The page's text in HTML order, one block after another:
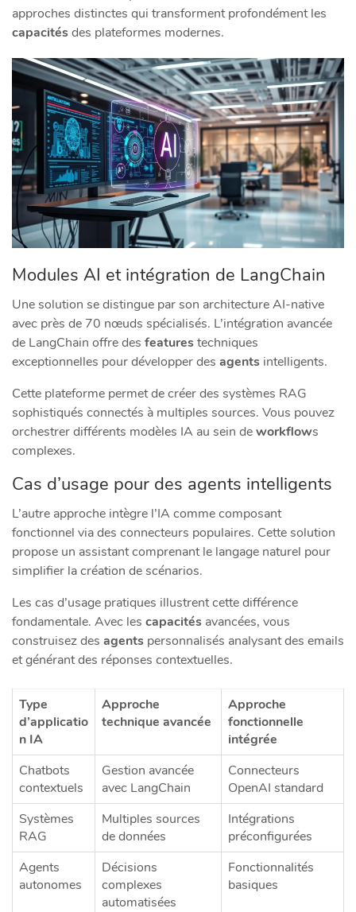
approches distinctes qui transforment profondément les
capacitésdes plateformes modernes.
Modules AI et intégration de LangChain
Une solution se distingue par son architecture AI-native
avec près de 70 nœuds spécialisés. L’intégration avancée
de LangChain offre des featurestechniques
exceptionnelles pour développer des agents intelligents.
Cette plateforme permet de créer des systèmes RAG
sophistiqués connectés à multiples sources. Vous pouvez
orchestrer différents modèles IA au sein deworkflows
complexes.
Cas d’usage pour des agents intelligents
L’autre approche intègre l’IA comme composant
fonctionnel via des connecteurs populaires. Cette solution
propose un assistant comprenant le langage naturel pour
simplifier la création de scénarios.
Les cas d’usage pratiques illustrent cette différence
fondamentale. Avec les capacités avancées, vous
construisez des agents personnalisés analysant des emails
et générant des réponses contextuelles.
Type
d’applicatio
n IA
Approche
technique avancée
Approche
fonctionnelle
intégrée
Chatbots
contextuels
Gestion avancée
avec LangChain
Connecteurs
OpenAI standard
Systèmes
RAG
Multiples sources
de données
Intégrations
préconfigurées
Agents
autonomes
Décisions
complexes
automatisées
Fonctionnalités
basiques